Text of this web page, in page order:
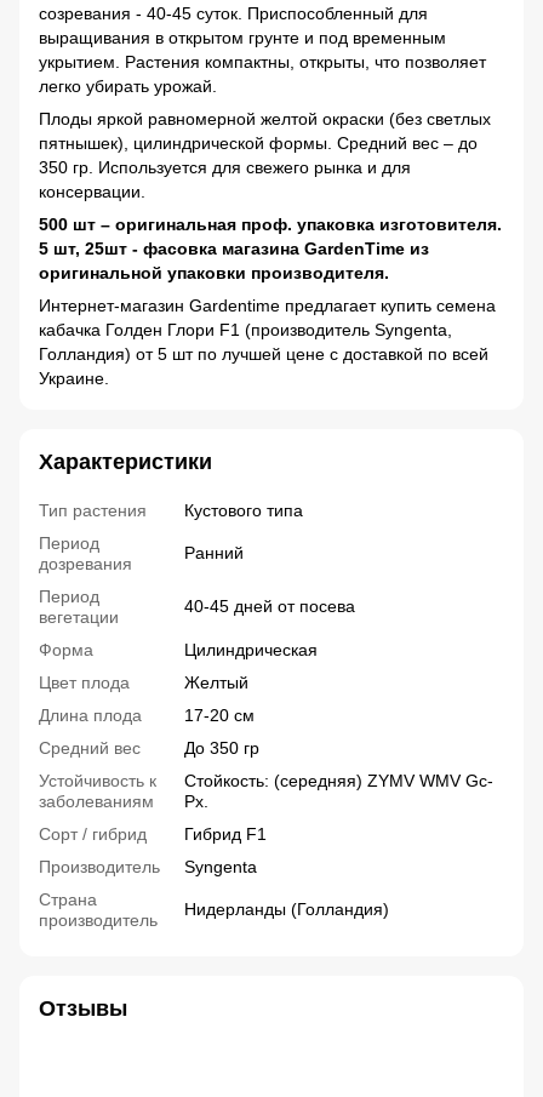
созревания - 40-45 суток. Приспособленный для
выращивания в открытом грунте и под временным
укрытием. Растения компактны, открыты, что позволяет
легко убирать урожай.
Плоды яркой равномерной желтой окраски (без светлых
пятнышек), цилиндрической формы. Средний вес – до
350 гр. Используется для свежего рынка и для
консервации.
500 шт – оригинальная проф. упаковка изготовителя.
5 шт, 25шт - фасовка магазина GardenTime из
оригинальной упаковки производителя.
Интернет-магазин Gardentime предлагает купить семена
кабачка Голден Глори F1 (производитель Syngenta,
Голландия) от 5 шт по лучшей цене с доставкой по всей
Украине.
Характеристики
Тип растения
Кустового типа
Период
дозревания
Ранний
Период
вегетации
40-45 дней от посева
Форма
Цилиндрическая
Цвет плода
Желтый
Длина плода
17-20 см
Средний вес
До 350 гр
Устойчивость к
заболеваниям
Стойкость: (середняя) ZYMV WMV Gc-
Px.
Сорт / гибрид
Гибрид F1
Производитель
Syngenta
Страна
производитель
Нидерланды (Голландия)
Отзывы